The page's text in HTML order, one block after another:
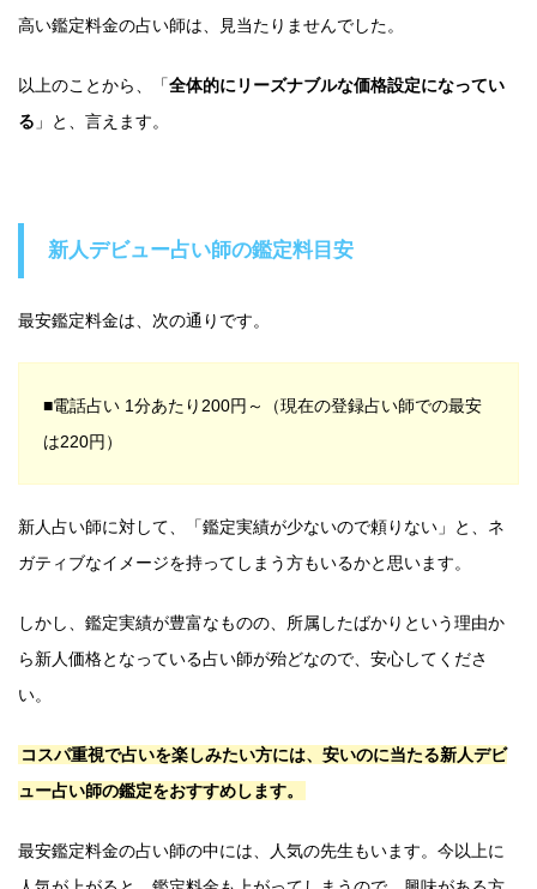
高い鑑定料金の占い師は、見当たりませんでした。
以上のことから、「全体的にリーズナブルな価格設定になってい
る 」と、言えます。
新人デビュー占い師の鑑定料目安
最安鑑定料金は、次の通りです。
■電話占い 1分あたり200円～（現在の登録占い師での最安
は220円）
新人占い師に対して、「鑑定実績が少ないので頼りない」と、ネ
ガティブなイメージを持ってしまう方もいるかと思います。
しかし、鑑定実績が豊富なものの、所属したばかりという理由か
ら新人価格となっている占い師が殆どなので、安心してくださ
い。
コスパ重視で占いを楽しみたい方には、安いのに当たる新人デビ
ュー占い師の鑑定をおすすめします。
最安鑑定料金の占い師の中には、人気の先生もいます。今以上に